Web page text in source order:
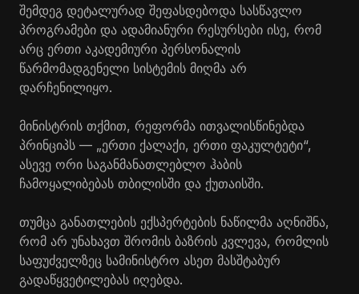
შემდეგ დეტალურად შეფასდებოდა სასწავლო
პროგრამები და ადამიანური რესურსები ისე, რომ
არც ერთი აკადემიური პერსონალის
წარმომადგენელი სისტემის მიღმა არ
დარჩენილიყო.
მინისტრის თქმით, რეფორმა ითვალისწინებდა
პრინციპს — „ერთი ქალაქი, ერთი ფაკულტეტი“,
ასევე ორი საგანმანათლებლო ჰაბის
ჩამოყალიბებას თბილისში და ქუთაისში.
თუმცა განათლების ექსპერტების ნაწილმა აღნიშნა,
რომ არ უნახავთ შრომის ბაზრის კვლევა, რომლის
საფუძველზეც სამინისტრო ასეთ მასშტაბურ
გადაწყვეტილებას იღებდა.